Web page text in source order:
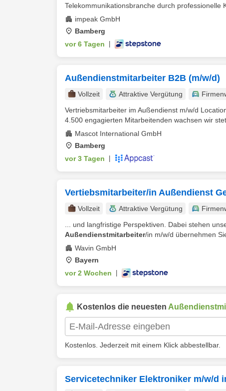
Telekommunikationsbranche durch professionelle
impeak GmbH
Bamberg
vor 6 Tagen
Außendienstmitarbeiter B2B (m/w/d)
Vollzeit Attraktive Vergütung
Vertriebsmitarbeiter im Außendienst m/w/d
4.500 engagierten Mitarbeitenden wachsen wir
Mascot International GmbH
Bamberg
vor 3 Tagen
Vertiebsmitarbeiter/in Außendienst
Vollzeit Attraktive Vergütung
... und langfristige Perspektiven. Dabei stehen
Außendienstmitarbeiter/in m/w/d übernehmen
Wavin GmbH
Bayern
vor 2 Wochen
Kostenlos die neuesten
Kostenlos. Jederzeit mit einem Klick abbestellbar.
Servicetechniker Elektroniker m/w/d